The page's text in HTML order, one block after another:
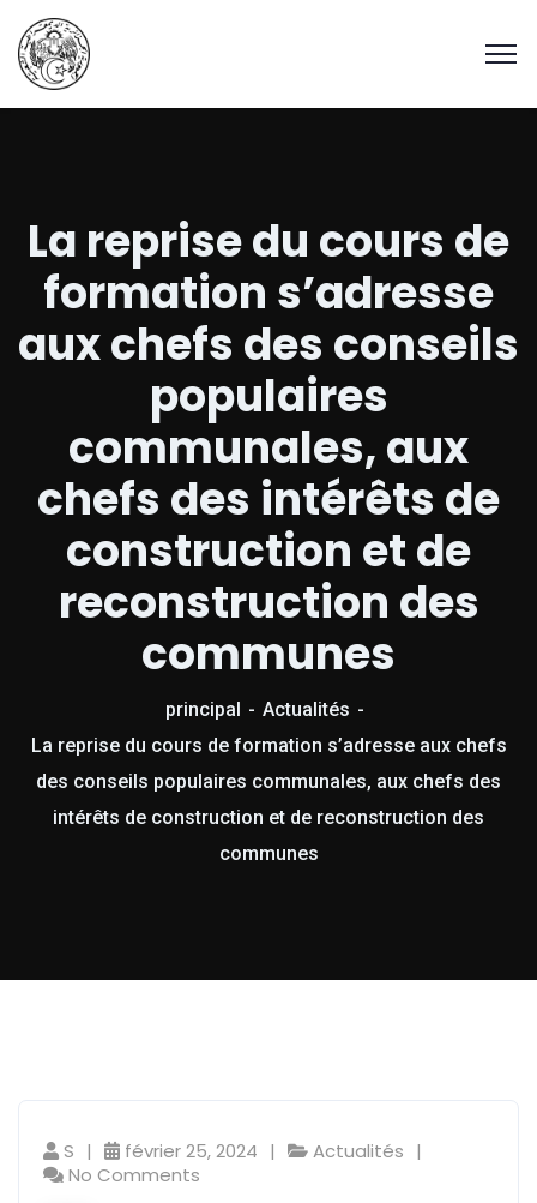
La reprise du cours de
formation s’adresse
aux chefs des conseils
populaires
communales, aux
chefs des intérêts de
construction et de
reconstruction des
communes
principal
Actualités
La reprise du cours de formation s’adresse aux chefs
des conseils populaires communales, aux chefs des
intérêts de construction et de reconstruction des
communes
S février 25, 2024
Actualités
No Comments